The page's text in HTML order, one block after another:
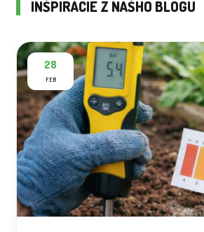
INŠPIRÁCIE Z NÁŠHO BLOGU
28
FEB